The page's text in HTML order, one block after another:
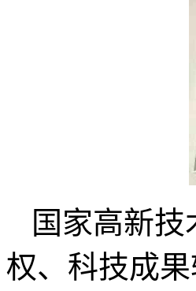
国家高新
权、科技成